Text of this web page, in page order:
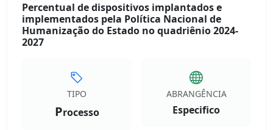
Percentual de dispositivos implantados e
implementados pela Política Nacional de
Humanização do Estado no quadriênio 2024-
2027
TIPO
Processo
ABRANGÊNCIA
Especifico